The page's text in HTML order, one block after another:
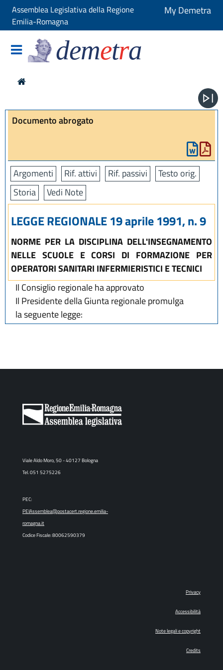
Assemblea Legislativa della Regione
Emilia-Romagna
My Demetra
demetra
Documento abrogato
Argomenti Rif. attivi Rif. passivi
Testo orig.
Storia
Vedi Note
LEGGE REGIONALE 19 aprile 1991, n. 9
NORME PER LA DISCIPLINA DELL'INSEGNAMENTO
NELLE SCUOLE E CORSI DI FORMAZIONE PER
OPERATORI SANITARI INFERMIERISTICI E TECNICI
Il Consiglio regionale ha approvato
Il Presidente della Giunta regionale promulga
la seguente legge:
Viale Aldo Moro, 50 - 40127 Bologna
Tel. 051 5275226
PEC:
PEIAssemblea@postacert.regione.emilia-
romagna.it
Codice Fiscale: 80062590379
Privacy
Accessibilità
Note legali e copyright
Credits